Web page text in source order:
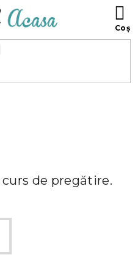
de pregătire.